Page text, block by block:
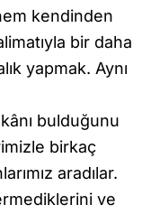
kendinden
bir daha
yapmak. Aynı
bulduğunu
birkaç
aradılar.
ve